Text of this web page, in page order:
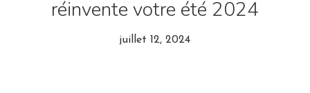
réinvente votre été 2024
juillet 12, 2024